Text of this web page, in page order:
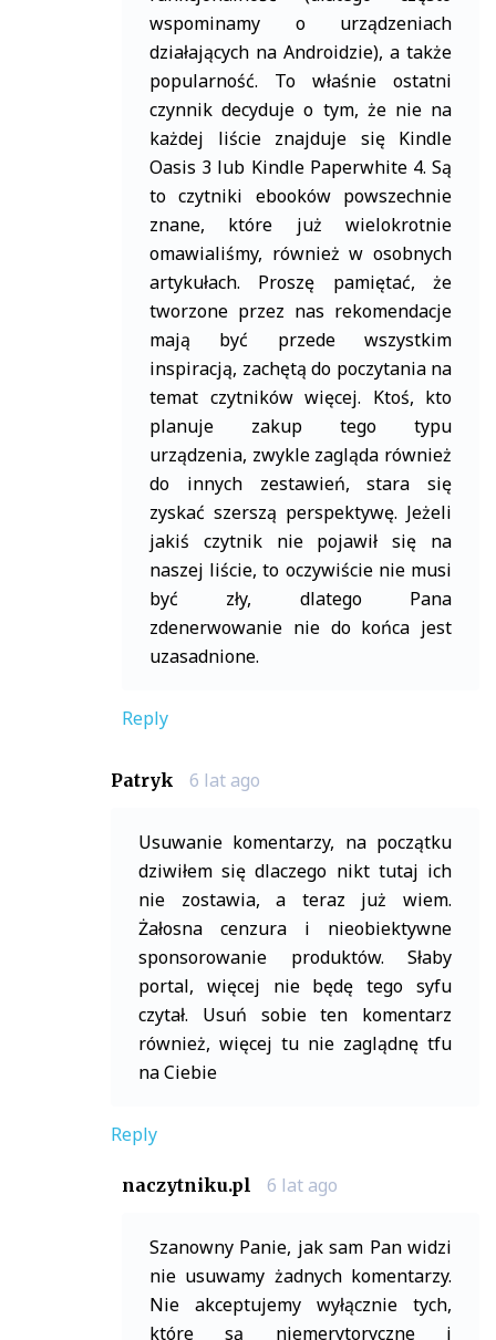
wspominamy o urządzeniach
działających na Androidzie), a także
popularność. To właśnie ostatni
czynnik decyduje o tym, że nie na
każdej liście znajduje się Kindle
Oasis 3 lub Kindle Paperwhite 4. Są
to czytniki ebooków powszechnie
znane, które już wielokrotnie
omawialiśmy, również w osobnych
artykułach. Proszę pamiętać, że
tworzone przez nas rekomendacje
mają być przede wszystkim
inspiracją, zachętą do poczytania na
temat czytników więcej. Ktoś, kto
planuje zakup tego typu
urządzenia, zwykle zagląda również
do innych zestawień, stara się
zyskać szerszą perspektywę. Jeżeli
jakiś czytnik nie pojawił się na
naszej liście, to oczywiście nie musi
być zły, dlatego Pana
zdenerwowanie nie do końca jest
uzasadnione.
Reply
Patryk 6 lat ago
Usuwanie komentarzy, na początku
dziwiłem się dlaczego nikt tutaj ich
nie zostawia, a teraz już wiem.
Żałosna cenzura i nieobiektywne
sponsorowanie produktów. Słaby
portal, więcej nie będę tego syfu
czytał. Usuń sobie ten komentarz
również, więcej tu nie zaglądnę tfu
na Ciebie
Reply
naczytniku.pl 6 lat ago
Szanowny Panie, jak sam Pan widzi
nie usuwamy żadnych komentarzy.
Nie akceptujemy wyłącznie tych,
które są niemerytoryczne i